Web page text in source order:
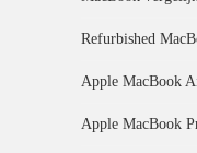
Refurbished
Apple MacBook
Apple MacBook